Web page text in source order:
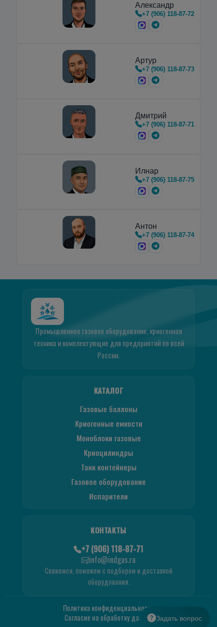
Задать вопрос
Александр
+7 (906) 118-87-72
Артур
+7 (906) 118-87-73
Дмитрий
+7 (906) 118-87-71
Илнар
+7 (906) 118-87-75
Антон
+7 (906) 118-87-74
Промышленное газовое оборудование, криогенная
техника и комплектующие для предприятий по всей
России.
КАТАЛОГ
Газовые баллоны
Криогенные емкости
Моноблоки газовые
Криоцилиндры
Танк контейнеры
Газовое оборудование
Испарители
КОНТАКТЫ
+7 (906) 118-87-71
info@indgas.ru
Свяжемся, поможем с подбором и доставкой
оборудования.
Политика конфиденциальности
Согласие на обработку данных